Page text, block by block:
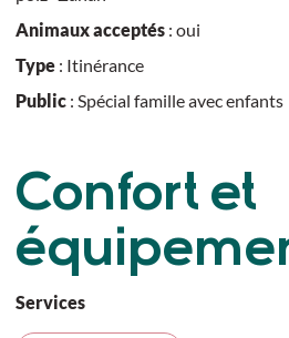
Animaux acceptés: oui
Type: Itinérance
Public: Spécial famille avec enfants
Confort et
Services